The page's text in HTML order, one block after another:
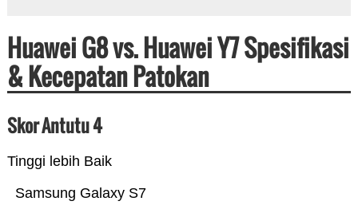
Huawei G8 vs. Huawei Y7 Spesifikasi
& Kecepatan Patokan
Skor Antutu 4
Tinggi lebih Baik
Samsung Galaxy S7